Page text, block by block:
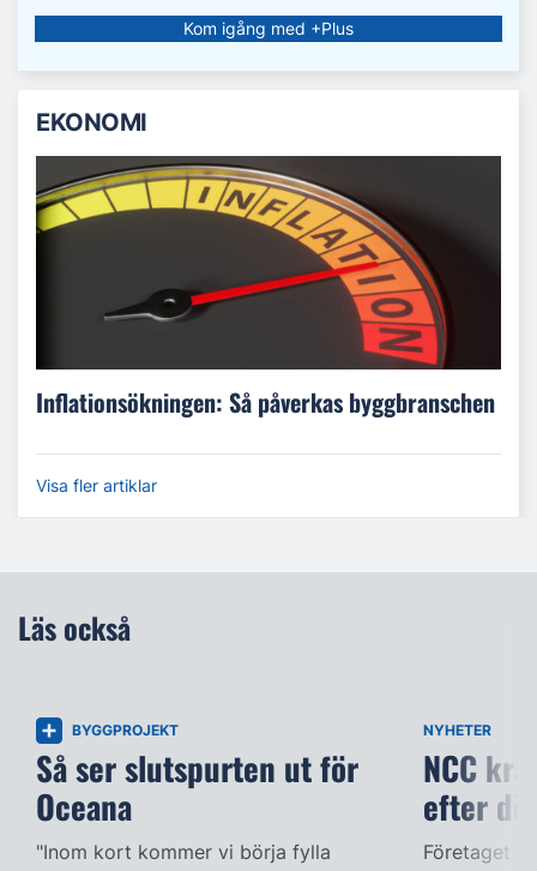
Kom igång med +Plus
EKONOMI
Inflationsökningen: Så påverkas byggbranschen
Visa fler artiklar
Läs också
BYGGPROJEKT
Så ser slutspurten ut för
Oceana
"Inom kort kommer vi börja fylla
NYHETER
NCC
efter
Företaget